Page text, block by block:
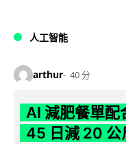
人工智能
arthur 40 分
AI 減肥餐單
45 日減 20 公